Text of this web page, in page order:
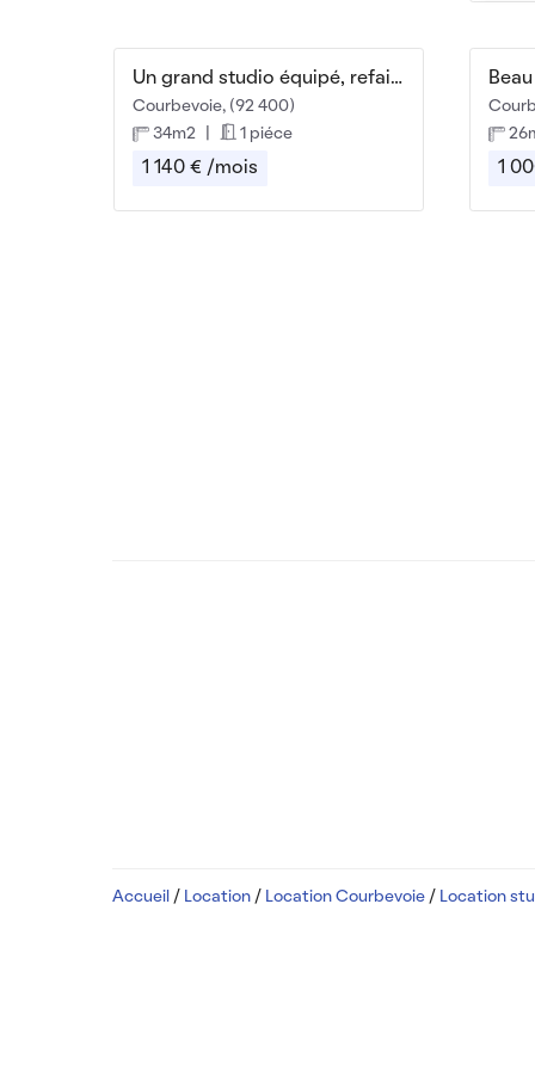
Un grand studio équipé, refait neuf, avec jardin
Courbevoie, (92 400)
34m2
1 piéce
1 140 € /mois 1
Accueil / Location / Location Courbevoie / Location